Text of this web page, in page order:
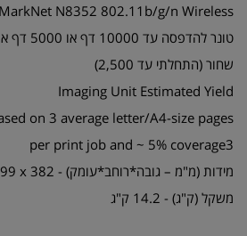
MarkNet N8352 802.11b/g/n Wireless
שחור (התחלתי עד 2,500)
Imaging Unit Estimated Yield
on 3 average letter/A4-size pages
per print job and ~ 5% coverage3
מידות (מ"מ – גובה*רוחב*עומק) - 263x 399 x 382 מ"מ
משקל (ק"ג) - 14.2 ק"ג